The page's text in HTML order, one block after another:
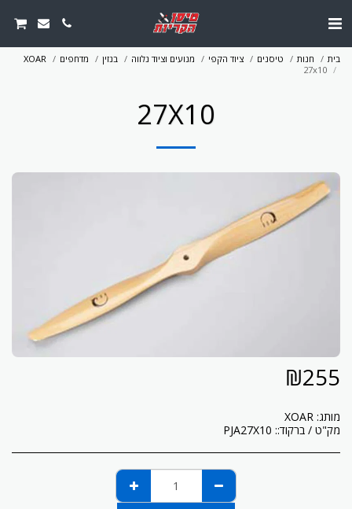
בית חנות טיסנים ציוד הקפי מנועים וציוד נלווה בנזין מדחפים
XOAR
27x10
27X10
₪255
מותג: XOAR
מק"ט / ברקוד:: PJA27X10